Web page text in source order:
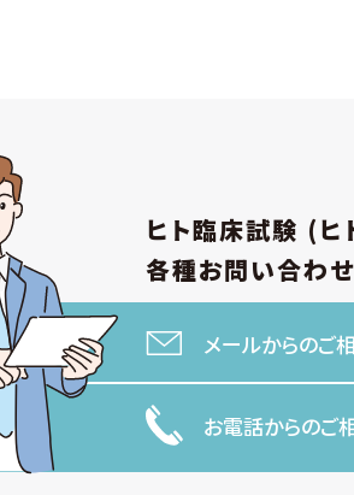
取得・入力、利用・加工、
扱方法、管理者・取扱者
定しています。また、個
(ウ) 組織的安全管理措置
個人データの取扱いに関
取り扱う従業員・役員お
明確化し、法や取扱規程
者への報告連絡体制を整
ヒト臨床試験 (ヒ
各種お問い合わ
メールからのご
お電話からのご